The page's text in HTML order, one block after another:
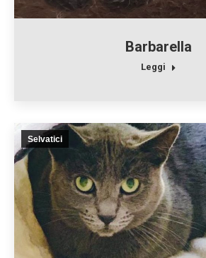
Barbarella
Leggi
Selvatici